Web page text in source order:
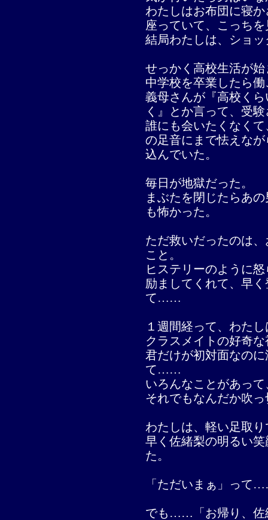
わたしはお布団に寝
座っていて、こっち
結局わたしは、ショ
せっかく高校生活が
中学校を卒業したら
義母さんが『高校く
く』とか言って、受
誰にも会いたくなく
の足音にまで怯えな
込んでいた。
毎日が地獄だった。
まぶたを閉じたらあ
も怖かった。
ただ救いだったのは
こと。
ヒステリーのように
励ましてくれて、早
て……
１週間経って、わた
クラスメイトの好奇
君だけが初対面なの
て……
いろんなことがあっ
それでもなんだか吹
わたしは、軽い足取
早く佐緒梨の明るい
た。
「ただいまぁ」って
でも……「お帰り、佐